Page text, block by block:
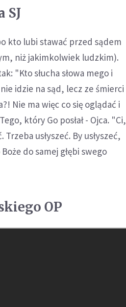
SJ
kto lubi stawać przed sądem
niż jakimkolwiek ludzkim).
"Kto słucha słowa mego i
idzie na sąd, lecz ze śmierci
Nie ma więc co się oglądać i
który Go posłał - Ojca. "Ci,
usłyszeć. By usłyszeć,
do samej głębi swego
OP